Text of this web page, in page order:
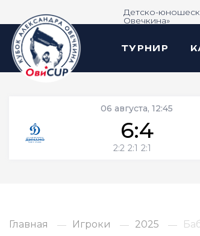
Детско-
Овечкина»
ТУРНИР
06 августа, 12:45
6:4
2:2 2:1 2:1
Главная Игроки 2025